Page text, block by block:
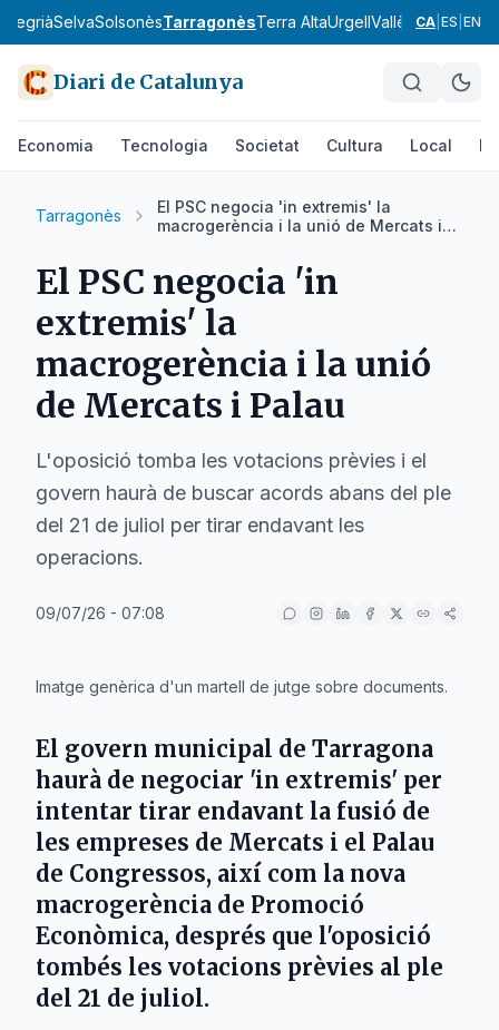
SegriàSelvaSolsonèsTarragonèsTerra AltaUrgellVallès Occidental
CA ES EN
Diari de Catalunya
Economia Tecnologia Societat Cultura Local
Tarragonès
El PSC negocia 'in extremis' la
macrogerència i la unió de Mercats i
El PSC negocia 'in
extremis' la
macrogerència i la unió
de Mercats i Palau
L'oposició tomba les votacions prèvies i el
govern haurà de buscar acords abans del ple
del 21 de juliol per tirar endavant les
operacions.
09/07/26 - 07:08
Imatge genèrica d'un martell de jutge sobre documents.
El govern municipal de Tarragona
haurà de negociar 'in extremis' per
intentar tirar endavant la fusió de
les empreses de Mercats i el Palau
de Congressos, així com la nova
macrogerència de Promoció
Econòmica, després que l'oposició
tombés les votacions prèvies al ple
del 21 de juliol.